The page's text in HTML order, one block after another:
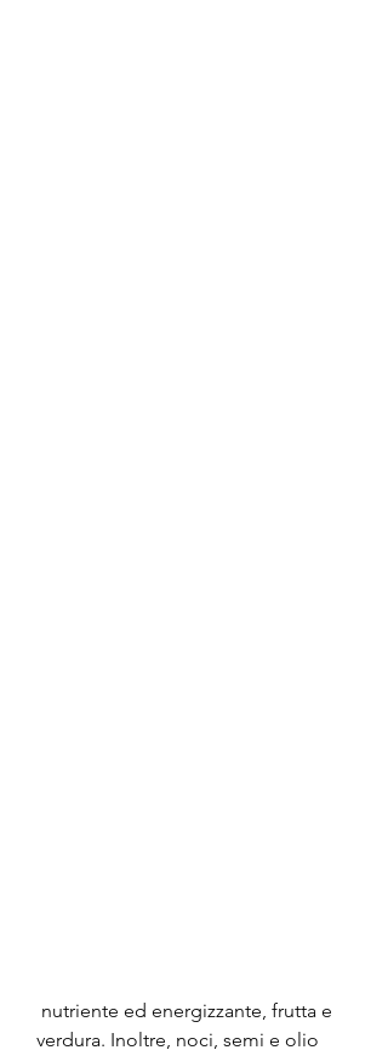
verdura. Inoltre, noci, semi e olio